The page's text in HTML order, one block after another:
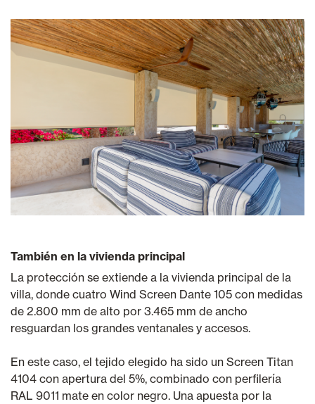
También en la vivienda principal
La protección se extiende a la vivienda principal de la
villa, donde cuatro Wind Screen Dante 105 con medidas
de 2.800 mm de alto por 3.465 mm de ancho
resguardan los grandes ventanales y accesos.
En este caso, el tejido elegido ha sido un Screen Titan
4104 con apertura del 5%, combinado con perfilería
RAL 9011 mate en color negro. Una apuesta por la